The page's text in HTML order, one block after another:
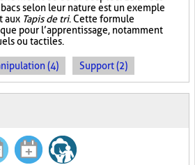
selon leur nature est un exemple
aux Tapis de tri. Cette formule
pour l’apprentissage, notamment
ou tactiles.
(4) Support (2)